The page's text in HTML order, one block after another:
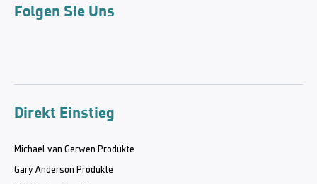
Folgen Sie Uns
Direkt Einstieg
Michael van Gerwen Produkte
Gary Anderson Produkte